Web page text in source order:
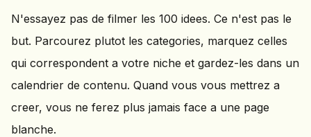
N'essayez pas de filmer les 100 idees. Ce n'est pas le
but. Parcourez plutot les categories, marquez celles
qui correspondent a votre niche et gardez-les dans un
calendrier de contenu. Quand vous vous mettrez a
creer, vous ne ferez plus jamais face a une page
blanche.